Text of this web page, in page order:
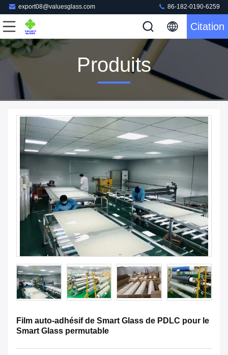
export08@valuesglass.com 86-182-0190-6259
Citation
Produits
Film auto-adhésif de Smart Glass de PDLC pour le
Smart Glass permutable